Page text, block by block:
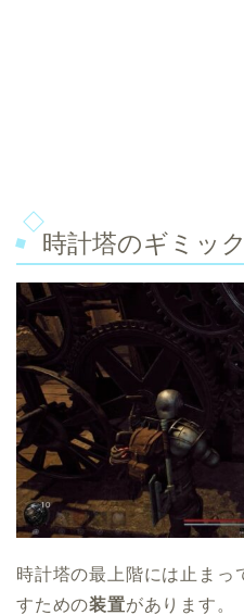
時計塔のギミック
時計塔の最上階には止まっ
すための装置があります。